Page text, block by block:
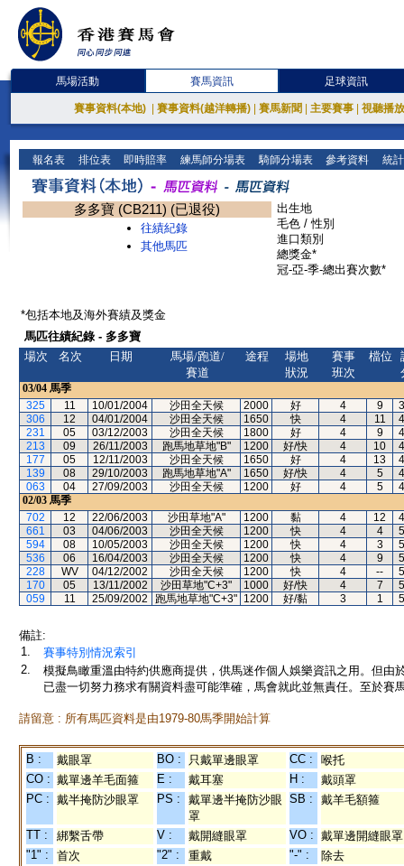
馬場活動 賽馬資訊 足球資訊
賽事資料(本地) 賽事資料(越洋轉播) 賽馬新聞 主要賽事 視聽播
報名表 排位表 即時賠率 練馬師分場表 騎師分場表 參考資料 統
多多寶 (CB211) (已退役)
往績紀錄
其他馬匹
出生地
毛色 / 性別
進口類別
總獎金*
冠-亞-季-總出賽次數*
*包括本地及海外賽績及獎金
馬匹往績紀錄 - 多多寶
場次
名次 日期
馬場/跑道/
賽道
途程
場地
狀況
賽事
班次
檔位
03/04 馬季
325
11 10/01/2004 沙田全天候 2000 好 4 9
306
12 04/01/2004 沙田全天候 1650 快 4 11
231
05 03/12/2003 沙田全天候 1800 好 4 9
213
09 26/11/2003 跑馬地草地"B" 1200 好/快 4 10
177
05 12/11/2003 沙田全天候 1650 好 4 13
139
08 29/10/2003 跑馬地草地"A" 1650 好/快 4 5
063
04 27/09/2003 沙田全天候 1200 好 4 5
02/03 馬季
702
12 22/06/2003 沙田草地"A" 1200 黏 4 12
661
03 04/06/2003 沙田全天候 1200 快 4 4
594
08 10/05/2003 沙田全天候 1200 快 4 3
536
06 16/04/2003 沙田全天候 1200 快 4 9
228
WV 04/12/2002 沙田全天候 1200 快 4 --
170
05 13/11/2002 沙田草地"C+3" 1000 好/快 4 7
059
11 25/09/2002 跑馬地草地"C+3" 1200 好/黏 3 1
備註:
1.
賽事特別情況索引
2.
模擬鳥瞰重溫由特約供應商提供，供馬迷作個人娛樂資訊之用。但
已盡一切努力務求有關資料盡可能準確，馬會就此並無責任。至於賽
請留意 : 所有馬匹資料是由1979-80馬季開始計算
B : 戴眼罩 BO : 只戴單邊眼罩 CC :
喉托
CO : 戴單邊羊毛面箍 E : 戴耳塞 H :
戴頭罩
PC : 戴半掩防沙眼罩 PS :
戴單邊半掩防沙眼
罩
SB : 戴羊毛額箍
TT : 綁繫舌帶 V : 戴開縫眼罩 VO : 戴單邊開縫眼罩
"1" :
首次 "2" : 重戴 "-" : 除去